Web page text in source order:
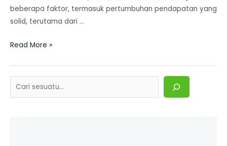
beberapa faktor, termasuk pertumbuhan pendapatan yang
solid, terutama dari …
Read More »